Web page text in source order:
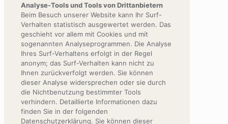
Analyse-Tools und Tools von Drittanbietern
Beim Besuch unserer Website kann Ihr Surf-
Verhalten statistisch ausgewertet werden. Das
geschieht vor allem mit Cookies und mit
sogenannten Analyseprogrammen. Die Analyse
Ihres Surf-Verhaltens erfolgt in der Regel
anonym; das Surf-Verhalten kann nicht zu
Ihnen zurückverfolgt werden. Sie können
dieser Analyse widersprechen oder sie durch
die Nichtbenutzung bestimmter Tools
verhindern. Detaillierte Informationen dazu
finden Sie in der folgenden
Datenschutzerklärung. Sie können dieser